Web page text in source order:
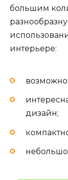
большим
интерьере:
дизайн;